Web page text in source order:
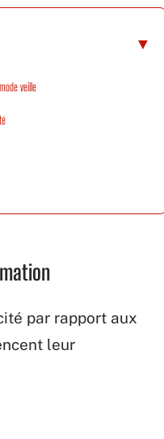
veille
par rapport aux
leur